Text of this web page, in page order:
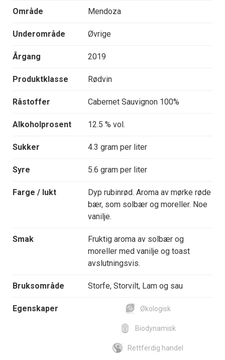
Område Mendoza
Underområde Øvrige
Årgang 2019
Produktklasse Rødvin
Råstoffer Cabernet Sauvignon 100%
Alkoholprosent 12.5 % vol.
Sukker 4.3 gram per liter
Syre 5.6 gram per liter
Farge / lukt
Dyp rubinrød. Aroma av mørke røde
bær, som solbær og moreller. Noe
vanilje.
Smak
Fruktig aroma av solbær og
moreller med vanilje og toast
avslutningsvis.
Bruksområde Storfe, Storvilt, Lam og sau
Egenskaper Økologisk
Biodynamisk
Rettferdig handel